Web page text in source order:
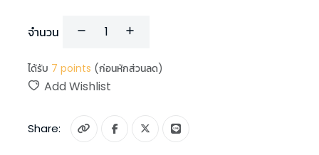
จำนวน
ได้รับ 7 points (ก่อนหักส่วนลด)
Add Wishlist
Share: